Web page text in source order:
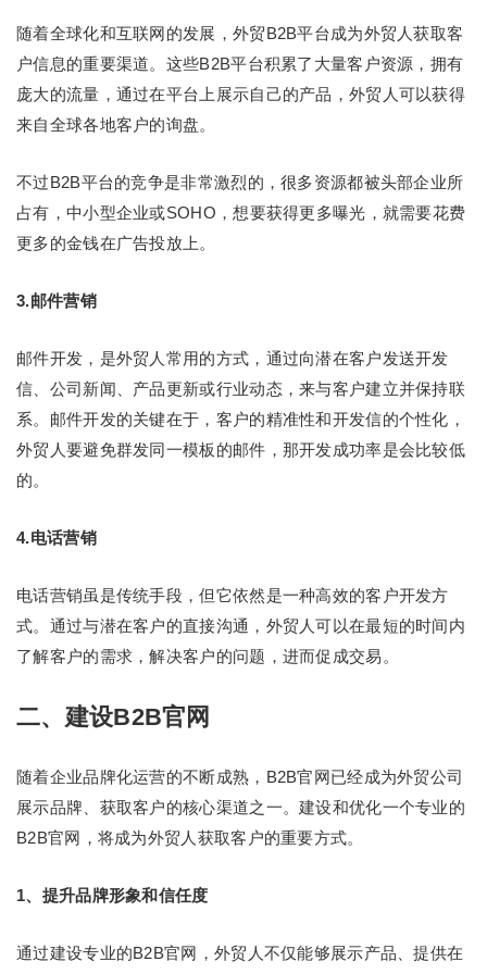
随着全球化和互联网的发展，外贸B2B平台成为外贸人获取客
户信息的重要渠道。这些B2B平台积累了大量客户资源，拥有
庞大的流量，通过在平台上展示自己的产品，外贸人可以获得
来自全球各地客户的询盘。
不过B2B平台的竞争是非常激烈的，很多资源都被头部企业所
占有，中小型企业或SOHO，想要获得更多曝光，就需要花费
更多的金钱在广告投放上。
3.邮件营销
邮件开发，是外贸人常用的方式，通过向潜在客户发送开发
信、公司新闻、产品更新或行业动态，来与客户建立并保持联
系。邮件开发的关键在于，客户的精准性和开发信的个性化，
外贸人要避免群发同一模板的邮件，那开发成功率是会比较低
的。
4.电话营销
电话营销虽是传统手段，但它依然是一种高效的客户开发方
式。通过与潜在客户的直接沟通，外贸人可以在最短的时间内
了解客户的需求，解决客户的问题，进而促成交易。
二、建设B2B官网
随着企业品牌化运营的不断成熟，B2B官网已经成为外贸公司
展示品牌、获取客户的核心渠道之一。建设和优化一个专业的
B2B官网，将成为外贸人获取客户的重要方式。
1、提升品牌形象和信任度
通过建设专业的B2B官网，外贸人不仅能够展示产品、提供在